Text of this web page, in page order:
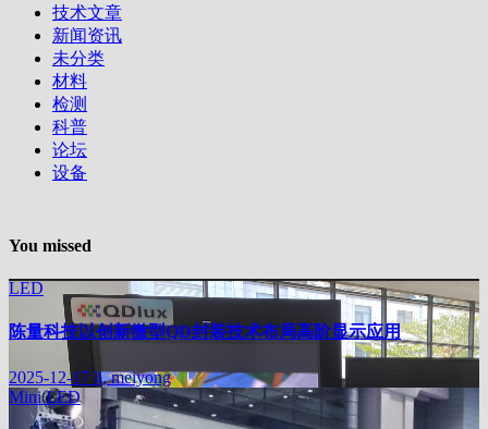
技术文章
新闻资讯
未分类
材料
检测
科普
论坛
设备
You missed
LED
陈量科技以创新微型QD封装技术布局高阶显示应用
2025-12-17 li, meiyong
Mini LED